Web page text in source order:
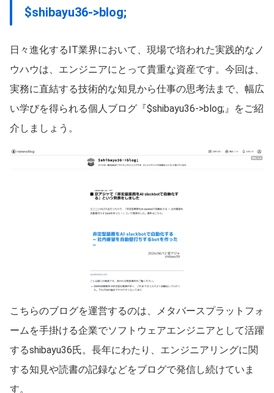
$shibayu36->blog;
日々進化するIT業界において、現場で培われた実践的なノ
ウハウは、エンジニアにとって貴重な資産です。今回は、
実務に直結する技術的な知見から仕事の思考法まで、幅広
い学びを得られる個人ブログ『$shibayu36->blog;』をご紹
介しましょう。
こちらのブログを運営するのは、メタバースプラットフォ
ームを手掛ける企業でソフトウェアエンジニアとして活躍
するshibayu36氏。長年にわたり、エンジニアリングに関
する知見や読書の記録などをブログで発信し続けていま
す。